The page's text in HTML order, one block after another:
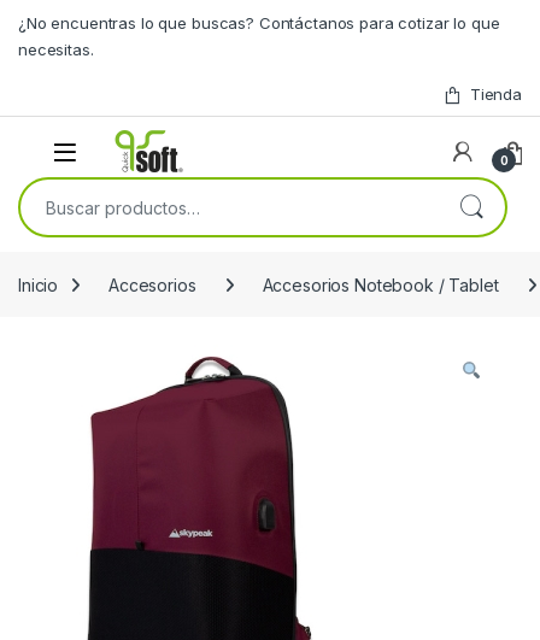
¿No encuentras lo que buscas? Contáctanos para cotizar lo que
necesitas.
Tienda
0
Buscar por:
Inicio Accesorios Accesorios Notebook / Tablet